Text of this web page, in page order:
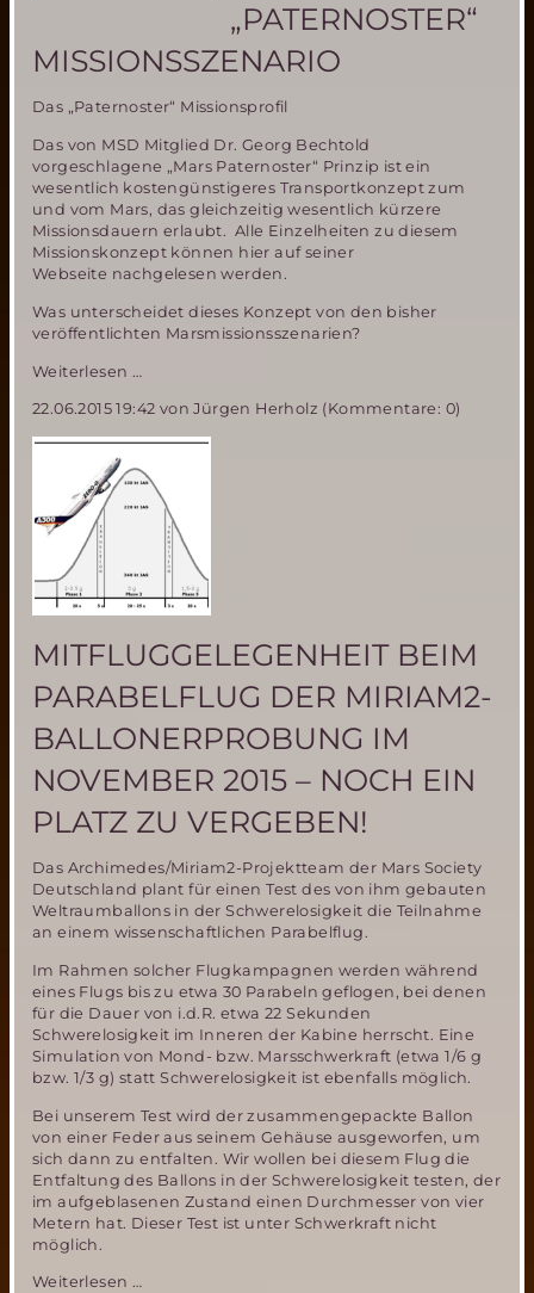
„PATERNOSTER“
MISSIONSSZENARIO
Das „Paternoster“ Missionsprofil
Das von MSD Mitglied Dr. Georg Bechtold
vorgeschlagene „Mars Paternoster“ Prinzip ist ein
wesentlich kostengünstigeres Transportkonzept zum
und vom Mars, das gleichzeitig wesentlich kürzere
Missionsdauern erlaubt. Alle Einzelheiten zu diesem
Missionskonzept können hier auf seiner
Webseite nachgelesen werden.
Was unterscheidet dieses Konzept von den bisher
veröffentlichten Marsmissionsszenarien?
Weiterlesen …
in
15
32
Monaten-
das
„Paternoster“
Missionsszenario
22.06.2015 19:42 von Jürgen Herholz (Kommentare: 0)
MITFLUGGELEGENHEIT BEIM
PARABELFLUG DER MIRIAM2-
BALLONERPROBUNG IM
NOVEMBER 2015 – NOCH EIN
PLATZ ZU VERGEBEN!
Das Archimedes/Miriam2-Projektteam der Mars Society
Deutschland plant für einen Test des von ihm gebauten
Weltraumballons in der Schwerelosigkeit die Teilnahme
an einem wissenschaftlichen Parabelflug.
Im Rahmen solcher Flugkampagnen werden während
eines Flugs bis zu etwa 30 Parabeln geflogen, bei denen
für die Dauer von i.d.R. etwa 22 Sekunden
Schwerelosigkeit im Inneren der Kabine herrscht. Eine
Simulation von Mond- bzw. Marsschwerkraft (etwa 1/6 g
bzw. 1/3 g) statt Schwerelosigkeit ist ebenfalls möglich.
Bei unserem Test wird der zusammengepackte Ballon
von einer Feder aus seinem Gehäuse ausgeworfen, um
sich dann zu entfalten. Wir wollen bei diesem Flug die
Entfaltung des Ballons in der Schwerelosigkeit testen, der
im aufgeblasenen Zustand einen Durchmesser von vier
Metern hat. Dieser Test ist unter Schwerkraft nicht
möglich.
Weiterlesen …